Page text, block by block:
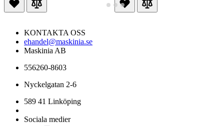
KONTAKTA OSS
ehandel@maskinia.se
Maskinia AB
556260-8603
Nyckelgatan 2-6
589 41 Linköping
Sociala medier